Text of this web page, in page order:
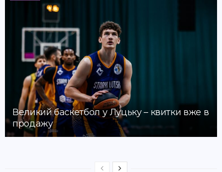
Великий баскетбол у Луцьку – квитки вже в
продажу